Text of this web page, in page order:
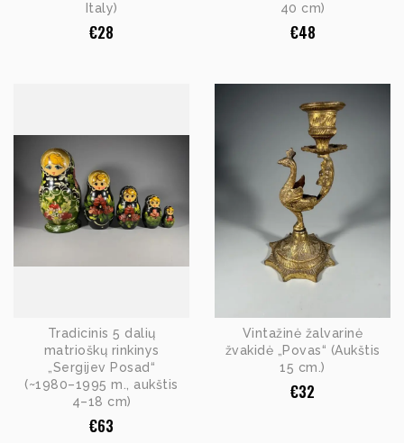
Italy)
€28
40 cm)
€48
Tradicinis 5 dalių
matrioškų rinkinys
„Sergijev Posad“
(~1980–1995 m., aukštis
4–18 cm)
€63
Vintažinė žalvarinė
žvakidė „Povas“ (Aukštis
15 cm.)
€32